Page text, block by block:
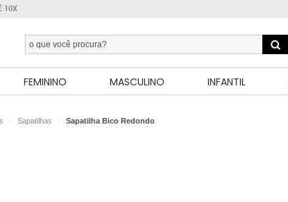
10X
FEMININO MASCULINO INFANTIL
Sapatilhas Sapatilha Bico Redondo